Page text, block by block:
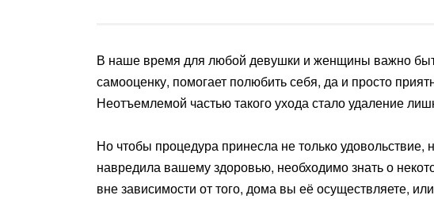
В наше время для любой девушки и женщины важно
самооценку, помогает полюбить себя, да и просто
Неотъемлемой частью такого ухода стало удаление
Но чтобы процедура принесла не только удовольствие,
навредила вашему здоровью, необходимо знать о
вне зависимости от того, дома вы её осуществляете,